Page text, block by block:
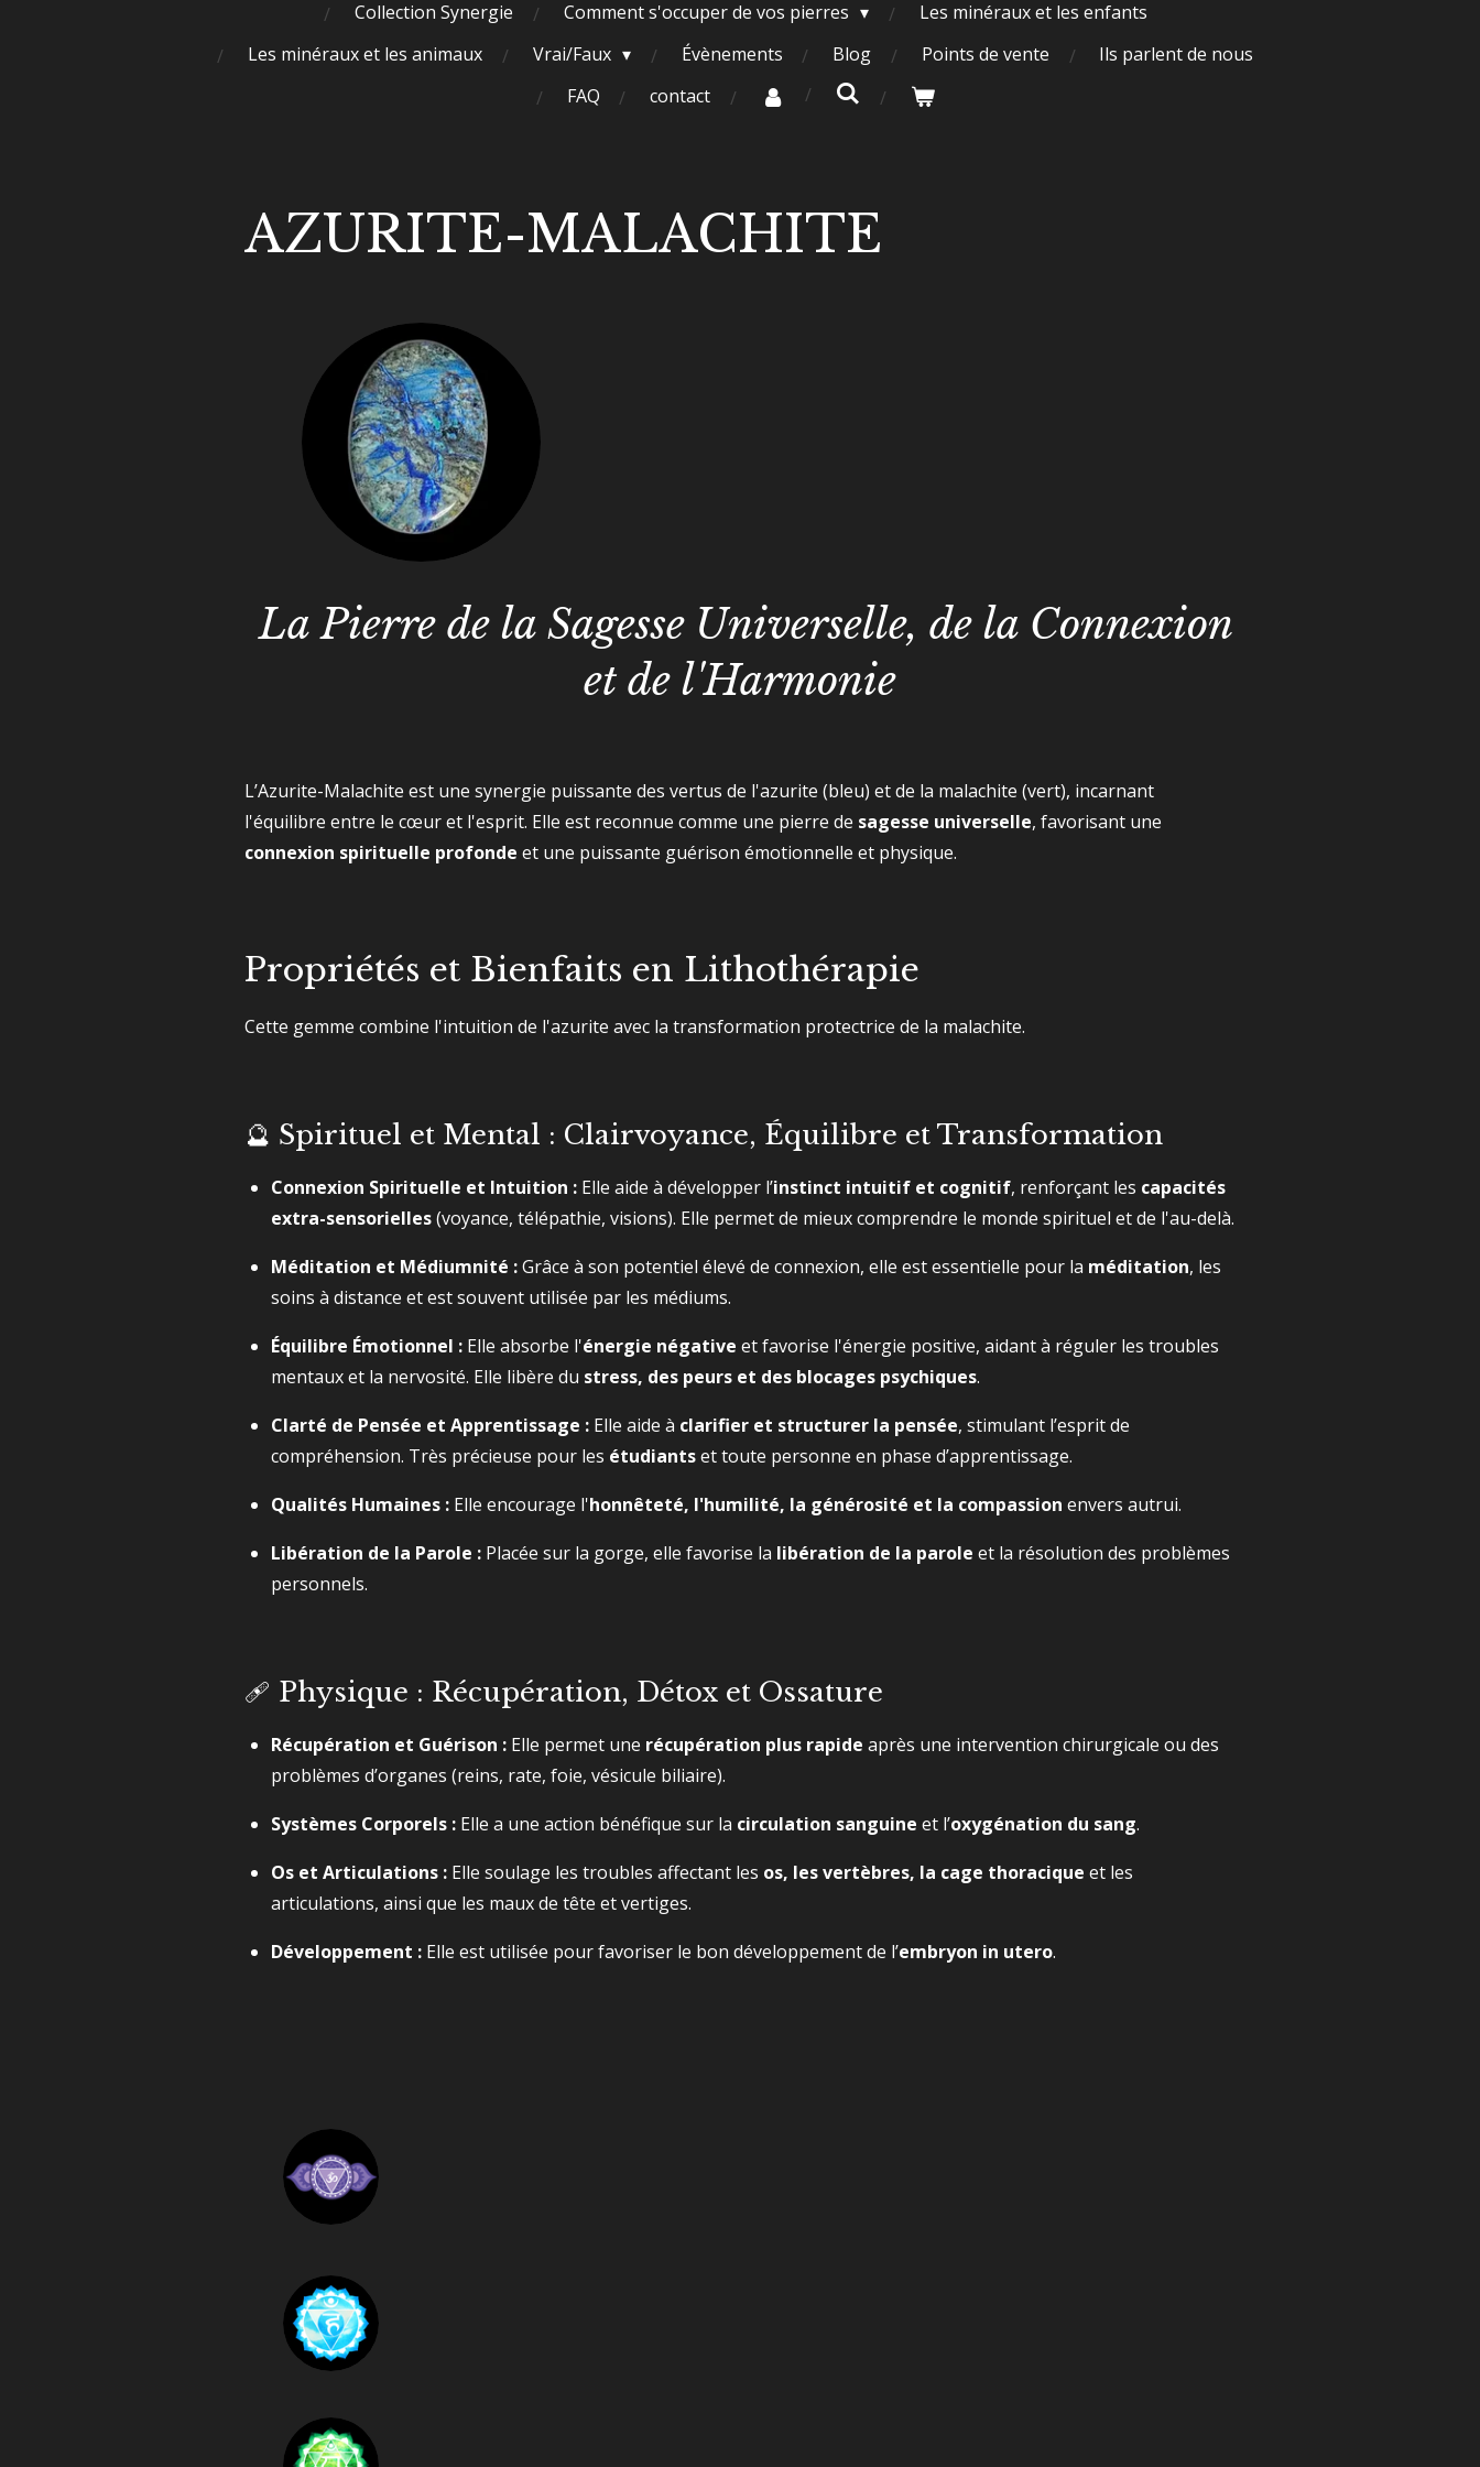
Collection Synergie
Comment s'occuper de vos pierres
Les minéraux et les enfants
Les minéraux et les animaux
Vrai/Faux Évènements Blog Points de vente
Ils parlent de nous
FAQ
contact
AZURITE-MALACHITE
La Pierre de la Sagesse Universelle, de la Connexion
et de l'Harmonie
L’Azurite-Malachite est une synergie puissante des vertus de l'azurite (bleu) et de la malachite (vert), incarnant
l'équilibre entre le cœur et l'esprit. Elle est reconnue comme une pierre de sagesse universelle, favorisant une
connexion spirituelle profonde et une puissante guérison émotionnelle et physique.
Propriétés et Bienfaits en Lithothérapie
Cette gemme combine l'intuition de l'azurite avec la transformation protectrice de la malachite.
🔮 Spirituel et Mental : Clairvoyance, Équilibre et Transformation
Connexion Spirituelle et Intuition : Elle aide à développer l’instinct intuitif et cognitif, renforçant les capacités
extra-sensorielles(voyance, télépathie, visions). Elle permet de mieux comprendre le monde spirituel et de l'au-delà.
Méditation et Médiumnité :Grâce à son potentiel élevé de connexion, elle est essentielle pour la méditation, les
soins à distance et est souvent utilisée par les médiums.
Équilibre Émotionnel : Elle absorbe l'énergie négative et favorise l'énergie positive, aidant à réguler les troubles
mentaux et la nervosité. Elle libère du stress, des peurs et des blocages psychiques.
Clarté de Pensée et Apprentissage : Elle aide à clarifier et structurer la pensée, stimulant l’esprit de
compréhension. Très précieuse pour les étudiantset toute personne en phase d’apprentissage.
Qualités Humaines : Elle encourage l'honnêteté, l'humilité, la générosité et la compassion envers autrui.
Libération de la Parole : Placée sur la gorge, elle favorise la libération de la parole et la résolution des problèmes
personnels.
🩹 Physique : Récupération, Détox et Ossature
Récupération et Guérison : Elle permet une récupération plus rapide après une intervention chirurgicale ou des
problèmes d’organes (reins, rate, foie, vésicule biliaire).
Systèmes Corporels : Elle a une action bénéfique sur la circulation sanguine et l’oxygénation du sang.
Os et Articulations : Elle soulage les troubles affectant les os, les vertèbres, la cage thoracique et les
articulations, ainsi que les maux de tête et vertiges.
Développement : Elle est utilisée pour favoriser le bon développement de l’embryon in utero.